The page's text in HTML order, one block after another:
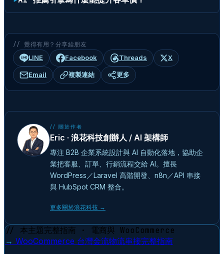
// 覺得有用？分享給朋友
LINE Facebook Threads X
Email 複製連結 更多
// 關於作者
Eric · 浪花科技創辦人 / AI 架構師
專注 B2B 企業系統設計與 AI 自動化落地，協助企
業把客服、訂單、行銷流程交給 AI。擅長
WordPress／Laravel 高階開發、n8n／API 串接
與 HubSpot CRM 整合。
更多關於浪花科技 →
// 本主題完整指南 · 電商與 WooCommerce
→ WooCommerce 台灣金流物流串接完整指南